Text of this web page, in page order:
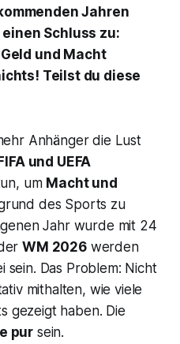
Jahren
Schluss zu:
und Macht
Teilst du diese
Anhänger die Lust
FIFA und UEFA
um Macht und
des Sports zu
Jahr wurde mit 24
WM 2026werden
sein. Das Problem: Nicht
mithalten, wie viele
gezeigt haben. Die
pur sein.